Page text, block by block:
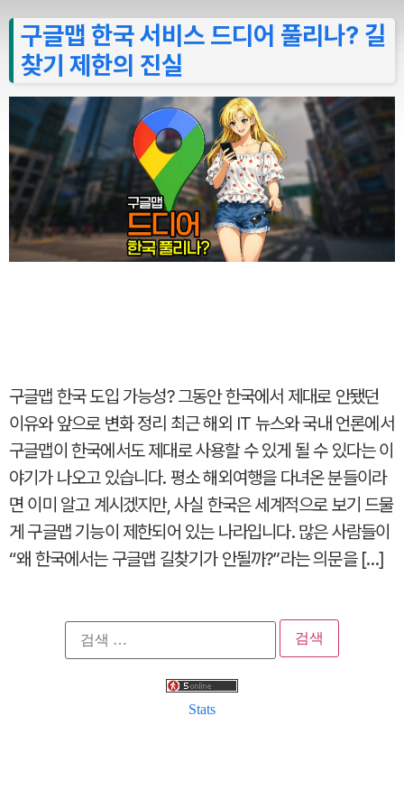
구글맵 한국 서비스 드디어 풀리나? 길
찾기 제한의 진실
구글맵 한국 도입 가능성? 그동안 한국에서 제대로 안됐던
이유와 앞으로 변화 정리 최근 해외 IT 뉴스와 국내 언론에서
구글맵이 한국에서도 제대로 사용할 수 있게 될 수 있다는 이
야기가 나오고 있습니다. 평소 해외여행을 다녀온 분들이라
면 이미 알고 계시겠지만, 사실 한국은 세계적으로 보기 드물
게 구글맵 기능이 제한되어 있는 나라입니다. 많은 사람들이
“왜 한국에서는 구글맵 길찾기가 안될까?”라는 의문을 […]
검
색:
Stats